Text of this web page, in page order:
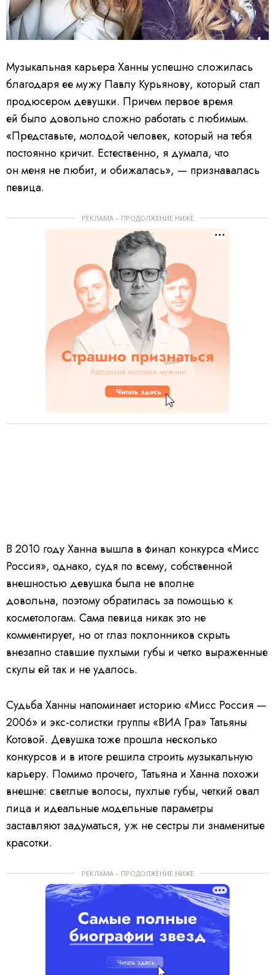
Музыкальная карьера Ханны успешно сложилась
благодаря ее мужу Павлу Курьянову, который стал
продюсером девушки. Причем первое время
ей было довольно сложно работать с любимым.
«Представьте, молодой человек, который на тебя
постоянно кричит. Естественно, я думала, что
он меня не любит, и обижалась», — признавалась
певица.
РЕКЛАМА – ПРОДОЛЖЕНИЕ НИЖЕ
В 2010 году Ханна вышла в финал конкурса «Мисс
Россия», однако, судя по всему, собственной
внешностью девушка была не вполне
довольна, поэтому обратилась за помощью к
косметологам. Сама певица никак это не
комментирует, но от глаз поклонников скрыть
внезапно ставшие пухлыми губы и четко выраженные
скулы ей так и не удалось.
Судьба Ханны напоминает историю «Мисс Россия —
2006» и экс-солистки группы «ВИА Гра» Татьяны
Котовой. Девушка тоже прошла несколько
конкурсов и в итоге решила строить музыкальную
карьеру. Помимо прочего, Татьяна и Ханна похожи
внешне: светлые волосы, пухлые губы, четкий овал
лица и идеальные модельные параметры
заставляют задуматься, уж не сестры ли знаменитые
красотки.
РЕКЛАМА – ПРОДОЛЖЕНИЕ НИЖЕ